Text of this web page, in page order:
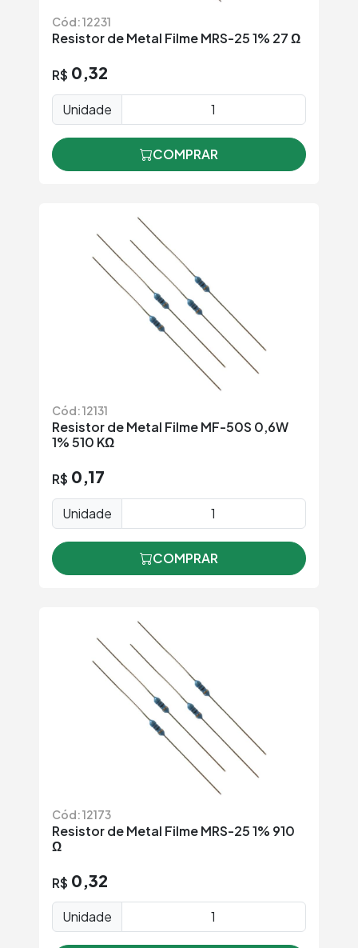
Cód: 12231
Resistor de Metal Filme MRS-25 1% 27 Ω
R$ 0,32
Unidade
COMPRAR
Cód: 12131
Resistor de Metal Filme MF-50S 0,6W
1% 510 KΩ
R$ 0,17
Unidade
COMPRAR
Cód: 12173
Resistor de Metal Filme MRS-25 1% 910
Ω
R$ 0,32
Unidade